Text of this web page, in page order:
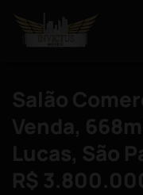
Salão
Venda,
Lucas, São
R$